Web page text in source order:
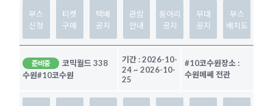
부스
신청
티켓
구매
택배
공지
관람
안내
동아리
공지
무대
공지
부스
배치도
준비중
코믹월드 338
수원#10코수원
기간 :2026-10-
24~ 2026-10-
25
#10코수원장소 :
수원메쎄 전관